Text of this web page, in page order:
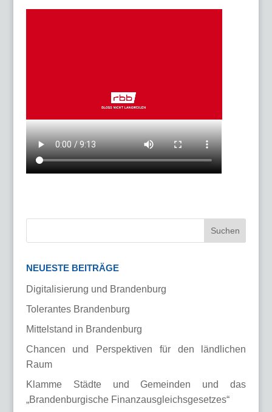
NEUESTE BEITRÄGE
Digitalisierung und Brandenburg
Tolerantes Brandenburg
Mittelstand in Brandenburg
Chancen und Perspektiven für den ländlichen
Raum
Klamme Städte und Gemeinden und das
„Brandenburgische Finanzausgleichsgesetzes“